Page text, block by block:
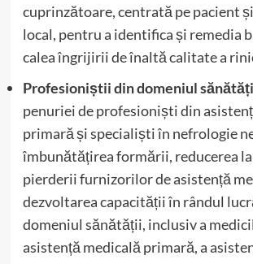
cuprinzătoare, centrată pe pacient
local, pentru a identifica și remedia
calea îngrijirii de înaltă calitate a
Profesioniștii din domeniul
penuriei de profesioniști din
primară și specialiști în nefrologie
îmbunătățirea formării, reducerea
pierderii furnizorilor de asistență
dezvoltarea capacității în rândul
domeniul sănătății, inclusiv a
asistență medicală primară, a